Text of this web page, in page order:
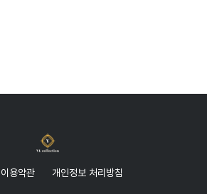
용약관 개인정보 처리방침